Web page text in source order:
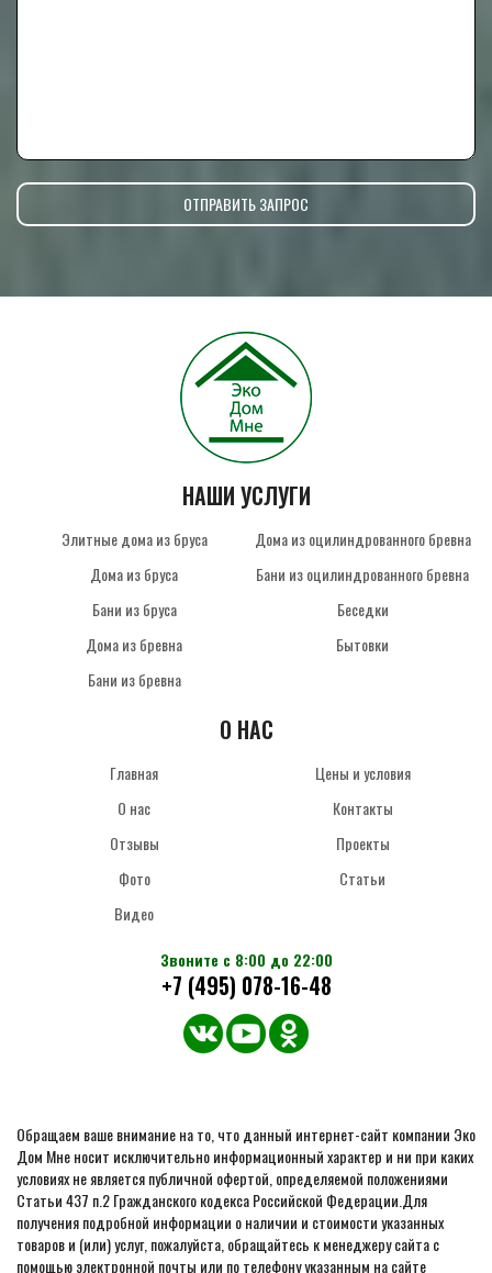
НАШИ УСЛУГИ
Элитные дома из бруса
Дома из бруса
Бани из бруса
Дома из бревна
Бани из бревна
Дома из оцилиндрованного бревна
Бани из оцилиндрованного бревна
Беседки
Бытовки
О НАС
Главная
О нас
Отзывы
Фото
Видео
Цены и условия
Контакты
Проекты
Статьи
Звоните с 8:00 до 22:00
+7 (495) 078-16-48
Обращаем ваше внимание на то, что данный интернет-сайт компании Эко
Дом Мне носит исключительно информационный характер и ни при каких
условиях не является публичной офертой, определяемой положениями
Статьи 437 п.2 Гражданского кодекса Российской Федерации.Для
получения подробной информации о наличии и стоимости указанных
товаров и (или) услуг, пожалуйста, обращайтесь к менеджеру сайта с
помощью электронной почты или по телефону указанным на сайте